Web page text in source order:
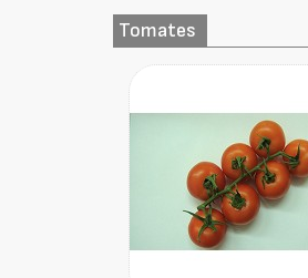
Tomates